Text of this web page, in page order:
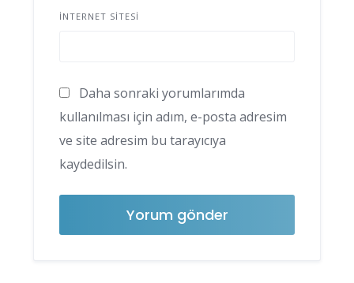
İNTERNET SITESI
Daha sonraki yorumlarımda
kullanılması için adım, e-posta adresim
ve site adresim bu tarayıcıya
kaydedilsin.